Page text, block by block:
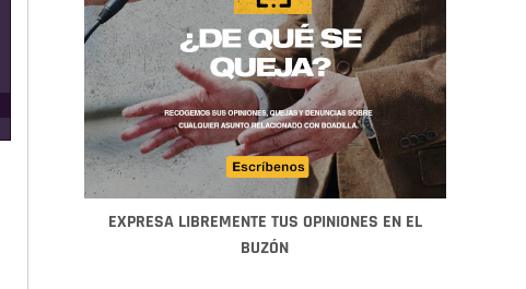
EXPRESA LIBREMENTE TUS OPINIONES EN EL
BUZÓN